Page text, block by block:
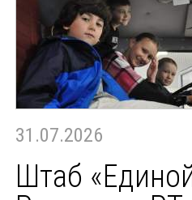
31.07.2026
Штаб